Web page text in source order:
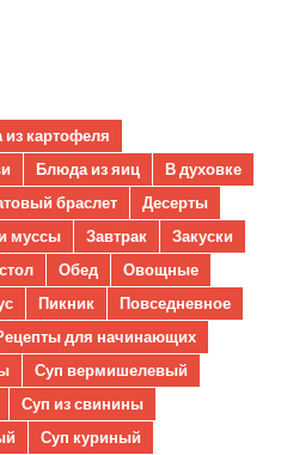
картофеля
Блюда из яиц
В духовке
браслет
Десерты
муссы Завтрак
Закуски
Обед
Овощные
Пикник
Повседневное
для начинающих
Суп вермишелевый
Суп из свинины
Суп куриный